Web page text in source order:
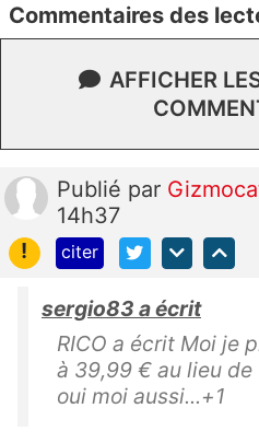
Commentaires des
AFFICHER
Publié par
14h37
!
citer
sergio83 a écrit
RICO a écrit Moi je
à 39,99 € au lieu
oui moi aussi...+1